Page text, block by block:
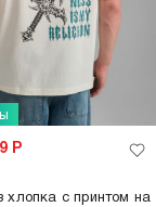
Р
хлопка с принтом на